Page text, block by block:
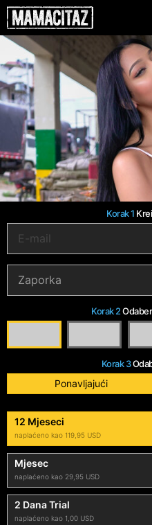
Korak 1
Korak 2
Korak 3
Ponavljajući
12 Mjeseci
naplaćeno kao 119,95 USD
Mjesec
naplaćeno kao 29,95 USD
2 Dana Trial
naplaćeno kao 1,00 USD